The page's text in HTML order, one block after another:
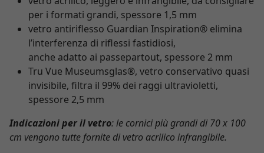
per i formati grandi, spessore 1,5 mm
vetro antiriflesso Guardian Inspiration® elimina
l’interferenza di riflessi fastidiosi,
anche adatto ai passepartout, spessore 2 mm
Tru Vue Museumsglas®, vetro conservativo quasi
invisibile, filtra il 99% dei raggi ultravioletti,
spessore 2,5 mm
Indicazioni per il vetro: le cornici più grandi di 70 x 100
cm vengono tutte fornite di vetro acrilico infrangibile.